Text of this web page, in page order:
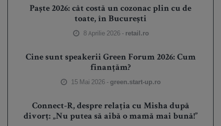
Paște 2026: cât costă un cozonac plin cu de
toate, în București
8 Aprilie 2026 - retail.ro
Cine sunt speakerii Green Forum 2026: Cum
finanțăm?
15 Mai 2026 - green.start-up.ro
Connect-R, despre relația cu Misha după
divorț: „Nu putea să aibă o mamă mai bună!”